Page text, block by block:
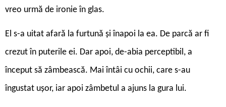
vreo urmă de ironie în glas.
El s-a uitat afară la furtună și înapoi la ea. De parcă ar fi
crezut în puterile ei. Dar apoi, de-abia perceptibil, a
început să zâmbească. Mai întâi cu ochii, care s-au
îngustat ușor, iar apoi zâmbetul a ajuns la gura lui.